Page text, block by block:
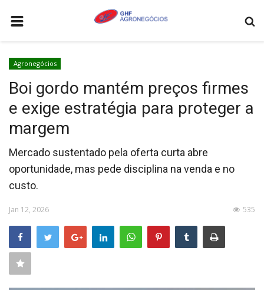
AGRONEGÓCIOS
LEILÕES
FEIRAS E EVENTOS
LOGÍSTICA
COTAÇÕES
COMO ANUNCIAR
COLUNISTA
QUEM SOMOS
CONTATO
CONECTE-SE
Agronegócios
Boi gordo mantém preços firmes
e exige estratégia para proteger a
margem
Mercado sustentado pela oferta curta abre
oportunidade, mas pede disciplina na venda e no
custo.
Jan 12, 2026 535